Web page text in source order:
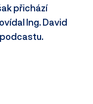
přichází
Ing. David